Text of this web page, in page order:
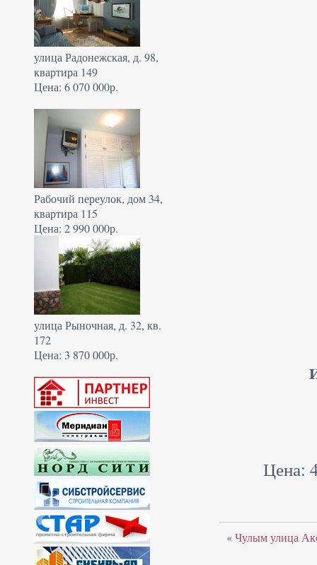
улица Радонежская, д. 98,
квартира 149
Цена: 6 070 000р.
Рабочий переулок, дом 34,
квартира 115
Цена: 2 990 000р.
улица Рыночная, д. 32, кв.
172
Цена: 3 870 000р.
Цена:
«Чулым улица